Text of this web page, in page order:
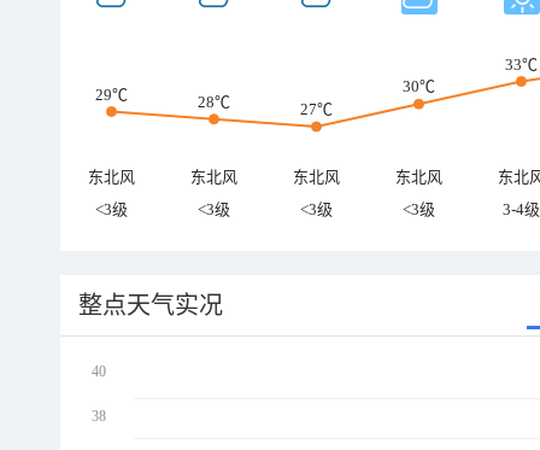
29℃ 28℃ 27℃
30℃
33℃
东北风 东北风 东北风 东北风
东北
<3级
<3级 <3级 <3级 3-4级
整点天气实况
40
38